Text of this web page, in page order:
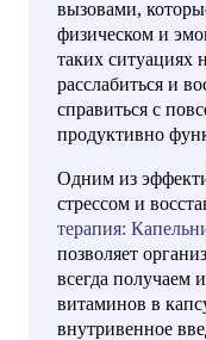
вызовами,
физическом и
таких ситуациях
расслабиться и
справиться с
продуктивно
Одним из
стрессом и
терапия:
позволяет
всегда получаем
витаминов в
внутривенное